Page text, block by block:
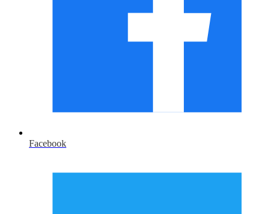
Facebook